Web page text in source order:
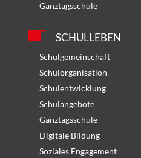
Ganztagsschule
SCHULLEBEN
Schulgemeinschaft
Schulorganisation
Schulentwicklung
Schulangebote
Ganztagsschule
Digitale Bildung
Soziales Engagement